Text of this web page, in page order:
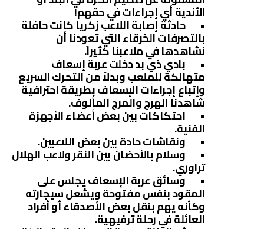
الأندية أي إجراءات في حقهم!
• حادثة إصابة اللاعب زكريا كانت حافلة
بالتصرفات الخرقاء التي تعودنا أن
نشاهدها في ملاعبنا كثيراً.
• بادي ذي بد دخلت عربة إسعاف
متهالكة للملعب وبدلاً من التحرك السريع
وإتباع إجراءات الإسعاف بطريقة احترافية
شاهدنا الهرج والمرج المألوف.
• احتكاكات بين بعض أعضاء الأجهزة
الفنية.
• ونقاشات حادة بين بعض اللاعبين.
• وسلام بالأحضان بين النقر ولاعب الهلال
تراوري.
• وسائق عربة الإسعاف يجلس على
المقود بنفس مفتوحة ويشعل سيجارته
وكأنه يهم بنقل بعض الأصدقاء أو أفراد
العائلة في رحلة ترفيهية.